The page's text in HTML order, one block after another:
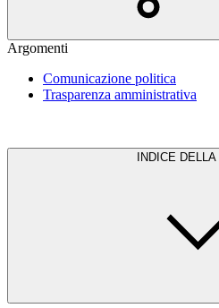
Argomenti
Comunicazione politica
Trasparenza amministrativa
INDICE